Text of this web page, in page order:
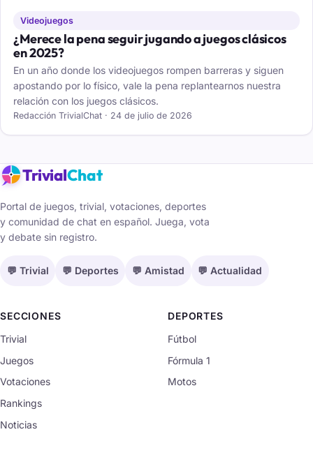
Videojuegos
¿Merece la pena seguir jugando a juegos clásicos
en 2025?
En un año donde los videojuegos rompen barreras y siguen
apostando por lo físico, vale la pena replantearnos nuestra
relación con los juegos clásicos.
Redacción TrivialChat · 24 de julio de 2026
TrivialChat
Portal de juegos, trivial, votaciones, deportes
y comunidad de chat en español. Juega, vota
y debate sin registro.
💬 Trivial 💬 Deportes 💬 Amistad 💬 Actualidad
SECCIONES
Trivial
Juegos
Votaciones
Rankings
Noticias
DEPORTES
Fútbol
Fórmula 1
Motos